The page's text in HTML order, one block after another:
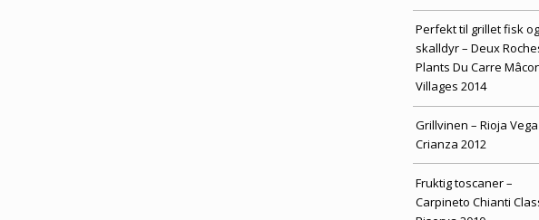
Perfekt til grillet fisk og
skalldyr – Deux
Plants Du Carre
Villages 2014
Grillvinen – Rioja Vega
Crianza 2012
Fruktig toscaner –
Carpineto Chianti